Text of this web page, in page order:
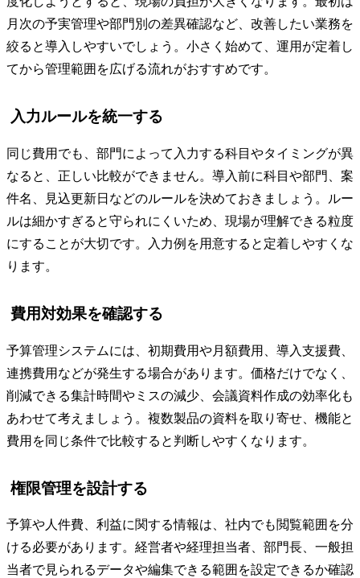
月次の予実管理や部門別の差異確認など、改善したい業務を
絞ると導入しやすいでしょう。小さく始めて、運用が定着し
てから管理範囲を広げる流れがおすすめです。
入力ルールを統一する
同じ費用でも、部門によって入力する科目やタイミングが異
なると、正しい比較ができません。導入前に科目や部門、案
件名、見込更新日などのルールを決めておきましょう。ルー
ルは細かすぎると守られにくいため、現場が理解できる粒度
にすることが大切です。入力例を用意すると定着しやすくな
ります。
費用対効果を確認する
予算管理システムには、初期費用や月額費用、導入支援費、
連携費用などが発生する場合があります。価格だけでなく、
削減できる集計時間やミスの減少、会議資料作成の効率化も
あわせて考えましょう。複数製品の資料を取り寄せ、機能と
費用を同じ条件で比較すると判断しやすくなります。
権限管理を設計する
予算や人件費、利益に関する情報は、社内でも閲覧範囲を分
ける必要があります。経営者や経理担当者、部門長、一般担
当者で見られるデータや編集できる範囲を設定できるか確認